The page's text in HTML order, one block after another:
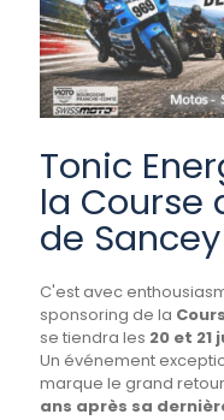
Tonic
la Course
de
C'est avec
sponsoring de la
se tiendra les 20 et 21
Un événement
marque le grand
ans après sa